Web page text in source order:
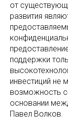
от
развития
поддержки
инвестиций не
возможность
основании
Павел Волков.